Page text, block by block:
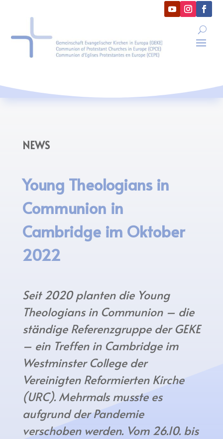
NEWS
Young Theologians in
Communion in
Cambridge im Oktober
2022
Seit 2020 planten die Young
Theologians in Communion – die
ständige Referenzgruppe der GEKE
– ein Treffen in Cambridge im
Westminster College der
Vereinigten Reformierten Kirche
(URC). Mehrmals musste es
aufgrund der Pandemie
verschoben werden. Vom 26.10. bis